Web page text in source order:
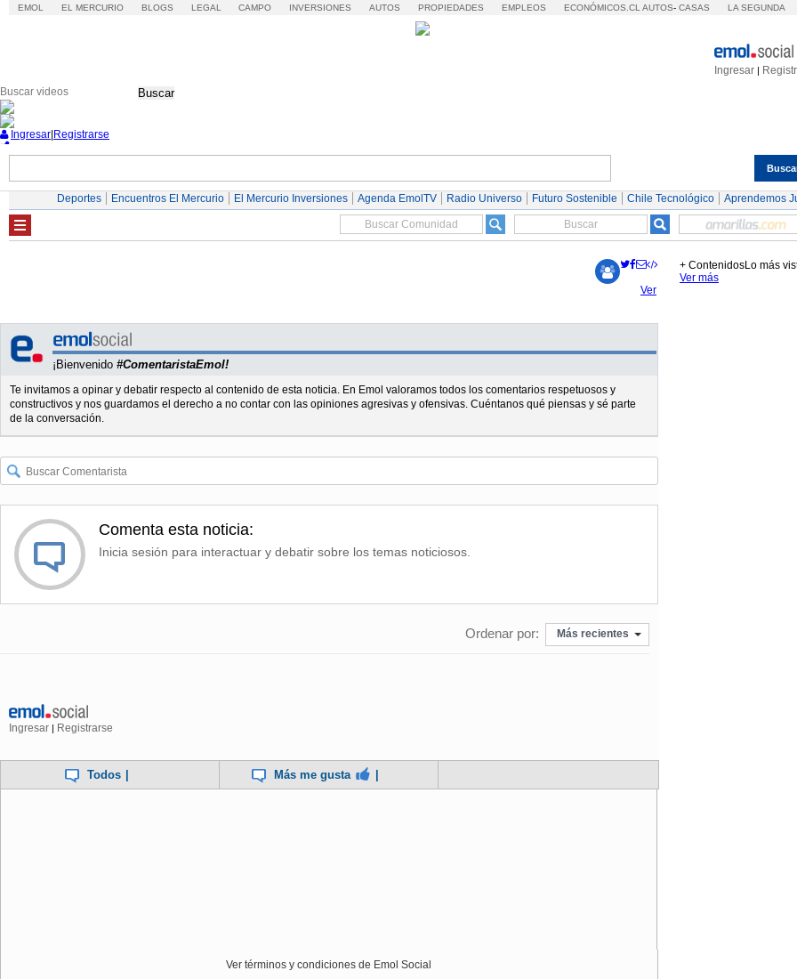
EMOL EL MERCURIO BLOGS LEGAL CAMPO INVERSIONES AUTOS PROPIEDADES EMPLEOS ECONÓMICOS.CL AUTOS- CASAS LA SEGUNDA
Ingresar |
Buscar
Ingresar Registrarse
Deportes Encuentros El Mercurio El Mercurio Inversiones Agenda EmolTV Radio Universo Futuro Sostenible Chile Tecnológico Aprendemos
¡Bienvenido #ComentaristaEmol!
Te invitamos a opinar y debatir respecto al contenido de esta noticia. En Emol valoramos todos los comentarios respetuosos y
constructivos y nos guardamos el derecho a no contar con las opiniones agresivas y ofensivas. Cuéntanos qué piensas y sé parte
de la conversación.
Comenta esta noticia:
Inicia sesión para interactuar y debatir sobre los temas noticiosos.
Ordenar por: Más recientes
Ingresar | Registrarse
Todos | Más me gusta |
Ver términos y condiciones de Emol Social
Ver
Lo más
+ Contenidos
Ver más